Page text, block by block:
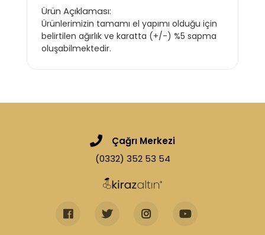
Ürün Açıklaması:
Ürünlerimizin tamamı el yapımı olduğu için
belirtilen ağırlık ve karatta (+/-) %5 sapma
oluşabilmektedir.
Çağrı Merkezi
(0332) 352 53 54